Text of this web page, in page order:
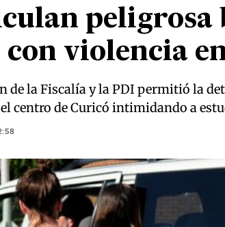
peligrosa
con violencia
de la Fiscalía y la PDI permitió la
centro de Curicó intimidando a